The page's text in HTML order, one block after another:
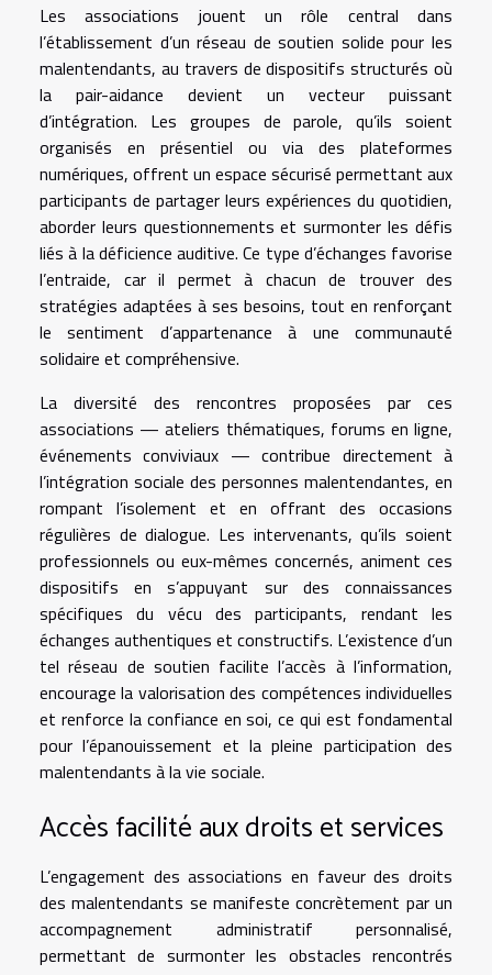
Les associations jouent un rôle central dans
l’établissement d’un réseau de soutien solide pour les
malentendants, au travers de dispositifs structurés où
la pair-aidance devient un vecteur puissant
d’intégration. Les groupes de parole, qu’ils soient
organisés en présentiel ou via des plateformes
numériques, offrent un espace sécurisé permettant aux
participants de partager leurs expériences du quotidien,
aborder leurs questionnements et surmonter les défis
liés à la déficience auditive. Ce type d’échanges favorise
l’entraide, car il permet à chacun de trouver des
stratégies adaptées à ses besoins, tout en renforçant
le sentiment d’appartenance à une communauté
solidaire et compréhensive.
La diversité des rencontres proposées par ces
associations — ateliers thématiques, forums en ligne,
événements conviviaux — contribue directement à
l’intégration sociale des personnes malentendantes, en
rompant l’isolement et en offrant des occasions
régulières de dialogue. Les intervenants, qu’ils soient
professionnels ou eux-mêmes concernés, animent ces
dispositifs en s’appuyant sur des connaissances
spécifiques du vécu des participants, rendant les
échanges authentiques et constructifs. L’existence d’un
tel réseau de soutien facilite l’accès à l’information,
encourage la valorisation des compétences individuelles
et renforce la confiance en soi, ce qui est fondamental
pour l’épanouissement et la pleine participation des
malentendants à la vie sociale.
Accès facilité aux droits et services
L’engagement des associations en faveur des droits
des malentendants se manifeste concrètement par un
accompagnement administratif personnalisé,
permettant de surmonter les obstacles rencontrés